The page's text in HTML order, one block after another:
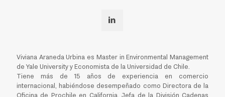
Viviana Araneda Urbina es Master in Environmental Management
de Yale University y Economista de la Universidad de Chile.
Tiene más de 15 años de experiencia en comercio
internacional, habiéndose desempeñado como Directora de la
Oficina de Prochile en California, Jefa de la División Cadenas